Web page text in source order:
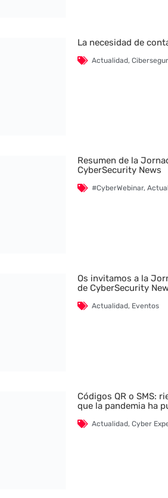
La necesidad de
Actualidad,
Resumen de la
CyberSecurity News
#CyberWebinar,
Os invitamos a la
de CyberSecurity
Actualidad, Eventos
Códigos QR o SMS:
que la pandemia ha
Actualidad, Cyber